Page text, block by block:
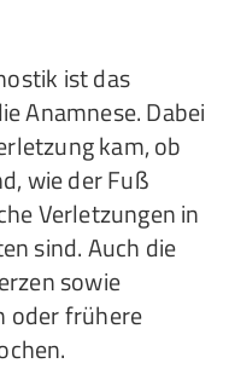
ist das
Anamnese. Dabei
kam, ob
wie der Fuß
Verletzungen in
sind. Auch die
sowie
oder frühere